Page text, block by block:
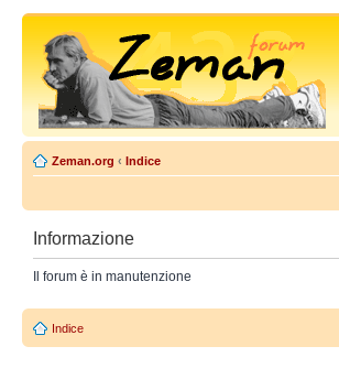
Zeman.org ‹ Indice
Informazione
Il forum è in manutenzione
Indice